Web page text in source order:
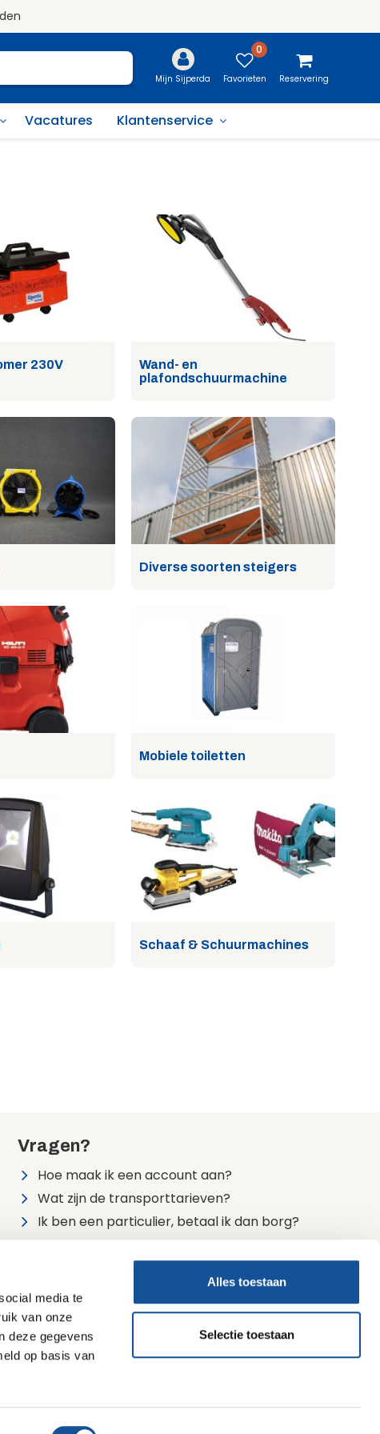
media te
van onze
deze gegevens
op basis van
Alles toestaan
Selectie toestaan
Mijn Sijperda
0
Favorieten Reservering
Vacatures Klantenservice
230V
Wand- en
plafondschuurmachine
Diverse soorten steigers
Mobiele toiletten
Schaaf & Schuurmachines
Vragen?
Hoe maak ik een account aan?
Wat zijn de transporttarieven?
Ik ben een particulier, betaal ik dan borg?
24/7 bereikbaar
0900 7474747 (lokaal tarief)
Sijperda ECO-bewust